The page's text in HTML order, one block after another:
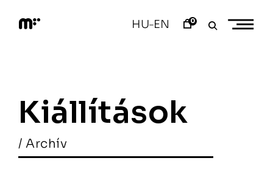
content
r
HU–EN 0
Kiállítások
/ Archív